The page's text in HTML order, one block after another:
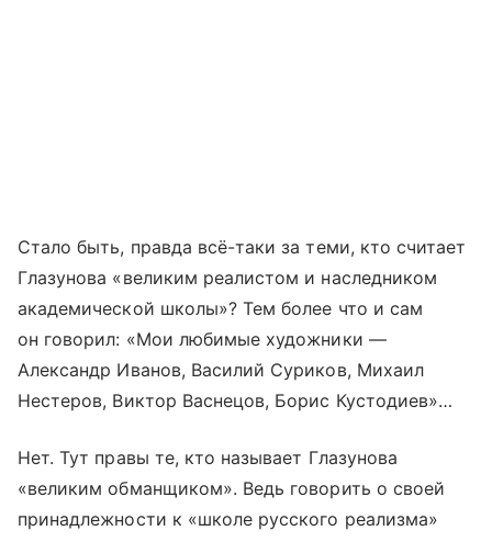
Стало быть, правда всё-таки за теми, кто считает
Глазунова «великим реалистом и наследником
академической школы»? Тем более что и сам
он говорил: «Мои любимые художники —
Александр Иванов, Василий Суриков, Михаил
Нестеров, Виктор Васнецов, Борис Кустодиев»…
Нет. Тут правы те, кто называет Глазунова
«великим обманщиком». Ведь говорить о своей
принадлежности к «школе русского реализма»